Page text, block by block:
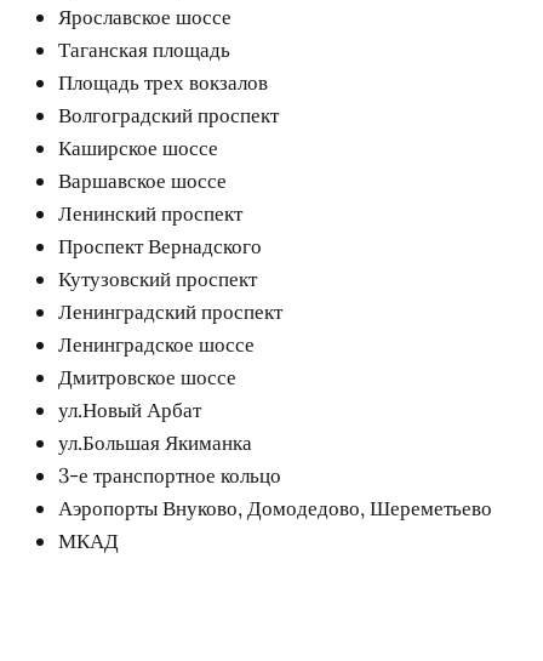
Ярославское шоссе
Таганская площадь
Площадь трех вокзалов
Волгоградский проспект
Каширское шоссе
Варшавское шоссе
Ленинский проспект
Проспект Вернадского
Кутузовский проспект
Ленинградский проспект
Ленинградское шоссе
Дмитровское шоссе
ул.Новый Арбат
ул.Большая Якиманка
3-е транспортное кольцо
Аэропорты Внуково, Домодедово, Шереметьево
МКАД